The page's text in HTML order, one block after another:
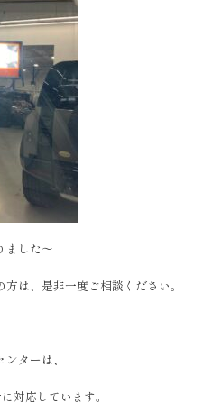
ました〜
は、是非一度ご相談ください。
ターは、
対応しています。